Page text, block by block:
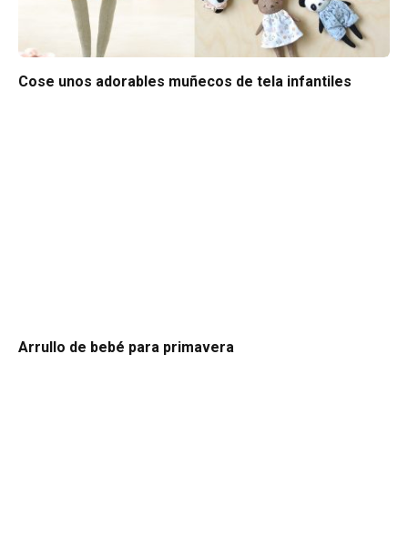
Cose unos adorables muñecos de tela infantiles
Arrullo de bebé para primavera